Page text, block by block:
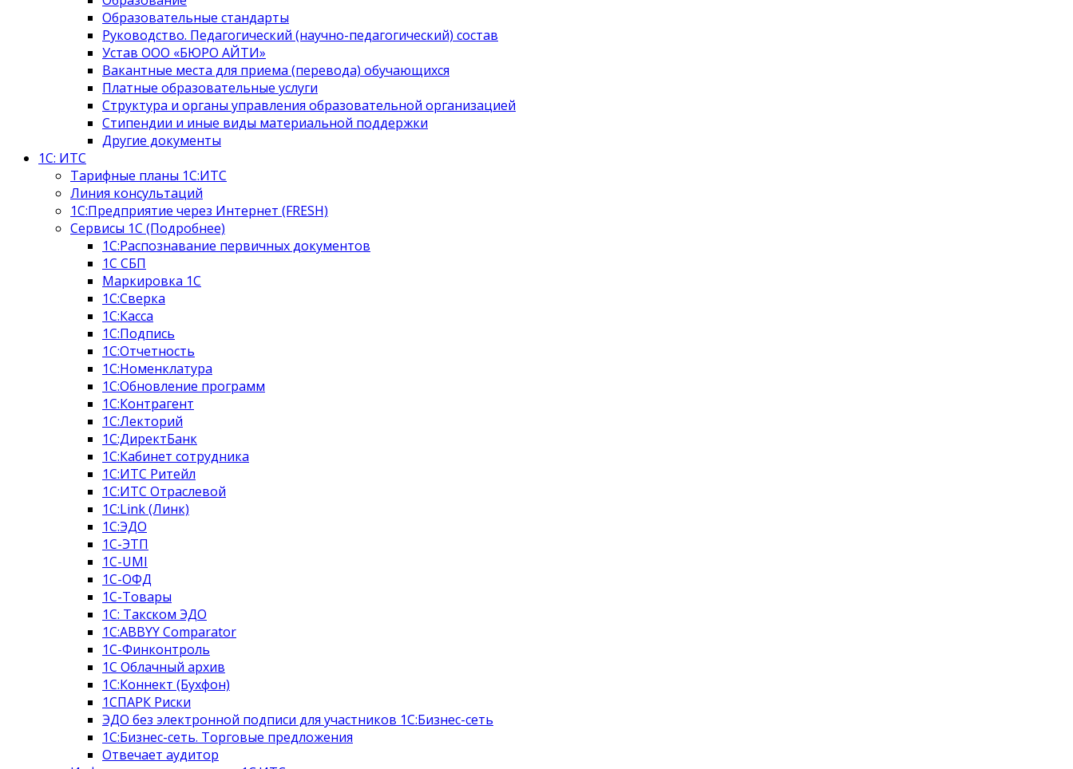
Образовательные стандарты
Руководство. Педагогический (научно-педагогический) состав
Устав ООО «БЮРО АЙТИ»
Вакантные места для приема (перевода) обучающихся
Платные образовательные услуги
Структура и органы управления образовательной организацией
Стипендии и иные виды материальной поддержки
Другие документы
1С: ИТС
Тарифные планы 1С:ИТС
Линия консультаций
1С:Предприятие через Интернет (FRESH)
Сервисы 1С (Подробнее)
1С:Распознавание первичных документов
1С СБП
Маркировка 1С
1С:Сверка
1С:Касса
1С:Подпись
1С:Отчетность
1С:Номенклатура
1С:Обновление программ
1С:Контрагент
1С:Лекторий
1С:ДиректБанк
1С:Кабинет сотрудника
1С:ИТС Ритейл
1С:ИТС Отраслевой
1C:Link (Линк)
1С:ЭДО
1С-ЭТП
1C-UMI
1С-ОФД
1С-Товары
1С: Такском ЭДО
1C:ABBYY Comparator
1С-Финконтроль
1С Облачный архив
1С:Коннект (Бухфон)
1СПАРК Риски
ЭДО без электронной подписи для участников 1С:Бизнес-сеть
1С:Бизнес-сеть. Торговые предложения
Отвечает аудитор